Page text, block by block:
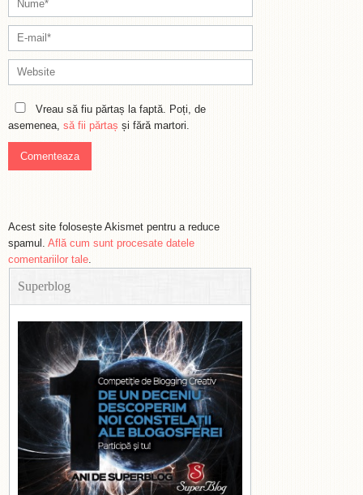
Vreau să fiu părtaș la faptă. Poți, de
asemenea, să fii părtaș și fără martori.
Acest site folosește Akismet pentru a reduce
spamul. Află cum sunt procesate datele
comentariilor tale.
Superblog